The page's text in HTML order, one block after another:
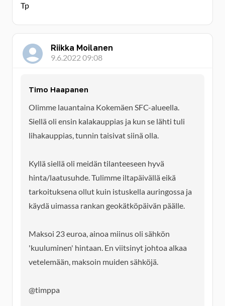
Tp
Riikka Moilanen
9.6.2022 09:08
Timo Haapanen
Olimme lauantaina Kokemäen SFC-alueella.
Siellä oli ensin kalakauppias ja kun se lähti tuli
lihakauppias, tunnin taisivat siinä olla.
Kyllä siellä oli meidän tilanteeseen hyvä
hinta/laatusuhde. Tulimme iltapäivällä eikä
tarkoituksena ollut kuin istuskella auringossa ja
käydä uimassa rankan geokätköpäivän päälle.
Maksoi 23 euroa, ainoa miinus oli sähkön
'kuuluminen' hintaan. En viitsinyt johtoa alkaa
vetelemään, maksoin muiden sähköjä.
@timppa